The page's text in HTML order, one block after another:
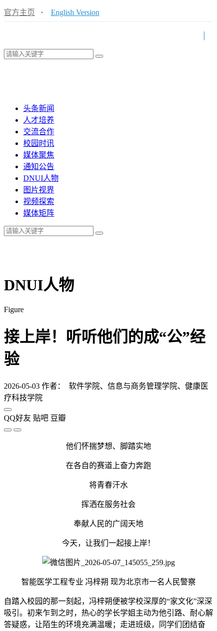
官方主页 · English Version
头条新闻
人才培养
交流合作
校园时讯
媒体聚焦
通知公告
DNUI人物
图片视界
视频探索
媒体矩阵
DNUI人物
Figure
接上岸！听听他们的成“公”经
验
2026-05-03 作者： 软件学院、信息与商务管理学院、健康医
疗科技学院
QQ好友 贴吧 豆瓣
他们怀揣梦想、脚踏实地
在各自的赛道上奋力奔跑
将青春汗水
挥洒在服务社会
奉献人民的广阔天地
今天，让我们一起接上岸！
智能医学工程专业 冯梓朔 现为北京市一名人民警察
自踏入校园的那一刻起，冯梓朔便被学校深厚的“家文化”深深
吸引。初来乍到之时，热心的学长学姐主动为他引路、耐心解
答疑惑，让陌生的环境充满温暖；走进班级，同学们团结奋